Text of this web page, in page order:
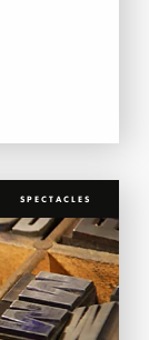
SPECTACLES